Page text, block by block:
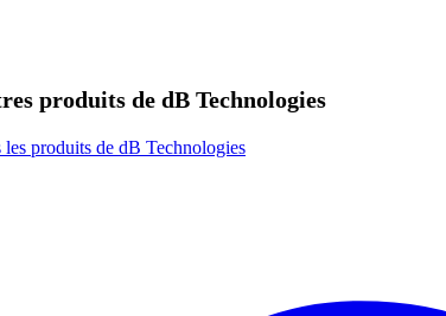
produits de dB Technologies
les produits de dB Technologies